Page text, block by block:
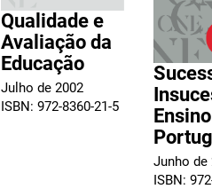
Qualidade e
Avaliação da
Educação
Julho de 2002
ISBN: 972-8360-21-5
Junho de
ISBN: